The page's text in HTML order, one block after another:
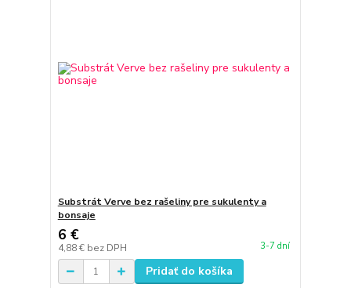
Substrát Verve bez rašeliny pre sukulenty a
bonsaje
6 €
4,88 € bez DPH 3-7 dní
Pridať do košíka